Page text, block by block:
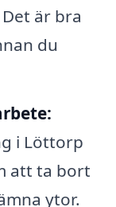
är bra
du
i Löttorp
att ta bort
ytor.